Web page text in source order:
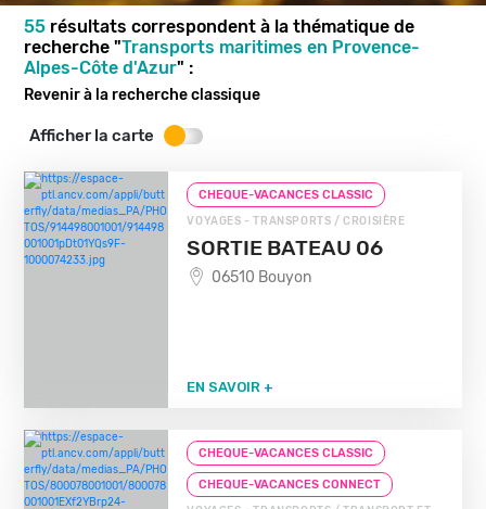
55 résultats correspondent à la thématique de
recherche "Transports maritimes en Provence-
Alpes-Côte d'Azur" :
Revenir à la recherche classique
Afficher la carte
CHEQUE-VACANCES CLASSIC
VOYAGES - TRANSPORTS / CROISIÈRE
SORTIE BATEAU 06
06510 Bouyon
EN SAVOIR +
CHEQUE-VACANCES CLASSIC
CHEQUE-VACANCES CONNECT